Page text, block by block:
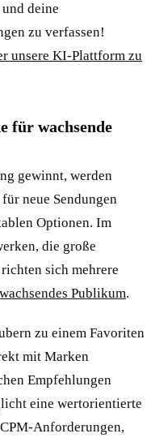
deine
zu verfassen!
unsere KI-Plattform zu
für wachsende
gewinnt, werden
neue Sendungen
Optionen. Im
die große
sich mehrere
wachsendes Publikum.
zu einem Favoriten
mit Marken
Empfehlungen
eine wertorientierte
Anforderungen,